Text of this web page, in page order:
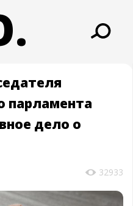
парламента
дело о
32933